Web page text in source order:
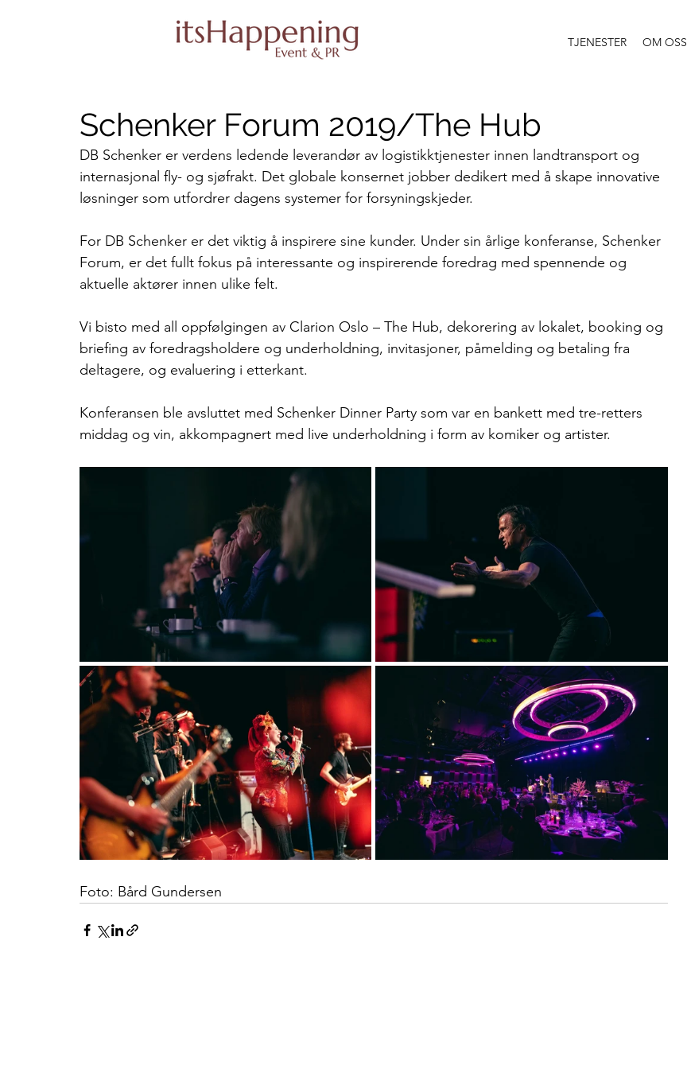
TJENESTER OM OSS
Schenker Forum 2019/The Hub
DB Schenker er verdens ledende leverandør av logistikktjenester innen landtransport og
internasjonal fly- og sjøfrakt. Det globale konsernet jobber dedikert med å skape innovative
løsninger som utfordrer dagens systemer for forsyningskjeder.
For DB Schenker er det viktig å inspirere sine kunder. Under sin årlige konferanse, Schenker
Forum, er det fullt fokus på interessante og inspirerende foredrag med spennende og
aktuelle aktører innen ulike felt.
Vi bisto med all oppfølgingen av Clarion Oslo – The Hub, dekorering av lokalet, booking og
briefing av foredragsholdere og underholdning, invitasjoner, påmelding og betaling fra
deltagere, og evaluering i etterkant.
Konferansen ble avsluttet med Schenker Dinner Party som var en bankett med tre-retters
middag og vin, akkompagnert med live underholdning i form av komiker og artister.
Foto: Bård Gundersen